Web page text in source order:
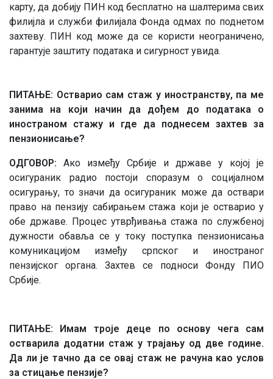
карту, да добију ПИН код бесплатно на шалтерима свих
филијла и служби филијала Фонда одмах по поднетом
захтеву. ПИН код може да се користи неограничено,
гарантује заштиту података и сигурност увида.
ПИТАЊЕ: Остварио сам стаж у иностранству, па ме
занима на који начин да дођем до података о
иностраном стажу и где да поднесем захтев за
пензионисање?
ОДГОВОР: Ако између Србије и државе у којој је
осигураник радио постоји споразум о социјалном
осигурању, то значи да осигураник може да оствари
право на пензију сабирањем стажа који је остварио у
обе државе. Процес утврђивања стажа по службеној
дужности обавља се у току поступка пензионисања
комуникацијом између српског и иностраног
пензијског органа. Захтев се подноси Фонду ПИО
Србије.
ПИТАЊЕ: Имам троје деце по основу чега сам
остварила додатни стаж у трајању од две године.
Да ли је тачно да се овај стаж не рачуна као услов
за стицање пензије?